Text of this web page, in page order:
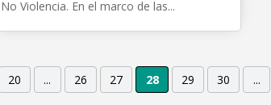
No Violencia. En el marco de las...
20 ... 26 27 28 29 30 ...